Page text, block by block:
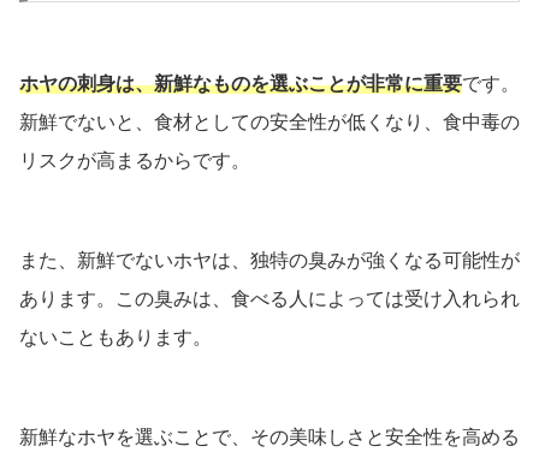
ホヤの刺身は、新鮮なものを選ぶことが非常に重要です。
新鮮でないと、食材としての安全性が低くなり、食中毒の
リスクが高まるからです。
また、新鮮でないホヤは、独特の臭みが強くなる可能性が
あります。この臭みは、食べる人によっては受け入れられ
ないこともあります。
新鮮なホヤを選ぶことで、その美味しさと安全性を高める